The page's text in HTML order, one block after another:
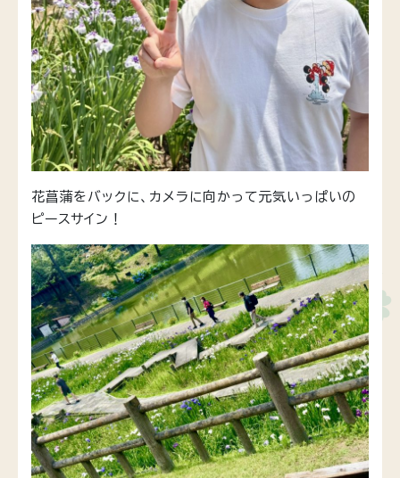
花菖蒲をバックに、カメラに向かって元気いっぱいの
ピースサイン！